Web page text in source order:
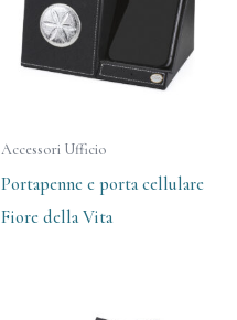
Accessori Ufficio
Portapenne e porta cellulare
Fiore della Vita